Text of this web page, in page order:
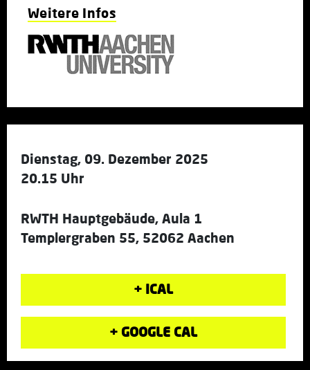
Weitere Infos
Dienstag, 09. Dezember 2025
20.15 Uhr
RWTH Hauptgebäude, Aula 1
Templergraben 55, 52062 Aachen
+ ICAL
+ GOOGLE CAL